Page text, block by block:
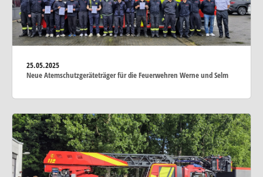
25.05.2025
Neue Atemschutzgeräteträger für die Feuerwehren Werne und Selm